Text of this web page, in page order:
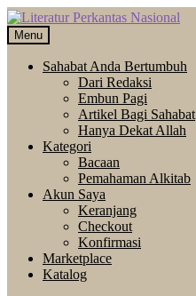
Skip
to
navigation
Langsung
ke
isi
Menu
Sahabat Anda Bertumbuh
Dari Redaksi
Embun Pagi
Artikel Bagi Sahabat
Hanya Dekat Allah
Kategori
Bacaan
Pemahaman Alkitab
Akun Saya
Keranjang
Checkout
Konfirmasi
Marketplace
Katalog